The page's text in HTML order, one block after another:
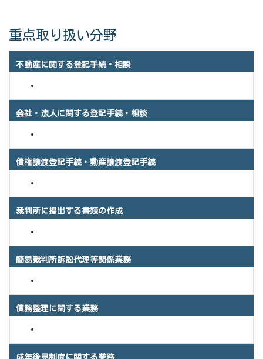
重点取り扱い分野
不動産に関する登記手続・相談
会社・法人に関する登記手続・相談
債権譲渡登記手続・動産譲渡登記手続
裁判所に提出する書類の作成
簡易裁判所訴訟代理等関係業務
債務整理に関する業務
成年後見制度に関する業務